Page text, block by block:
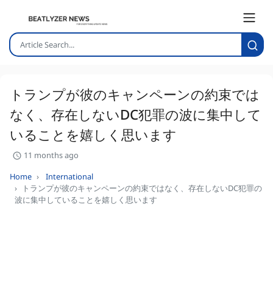
トランプが彼のキャンペーンの約束では
なく、存在しないDC犯罪の波に集中して
いることを嬉しく思います
11 months ago
Home
International
トランプが彼のキャンペーンの約束ではなく、存在しないDC犯罪の
波に集中していることを嬉しく思います